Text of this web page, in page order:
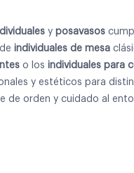
y posavasos
individuales de mesa
o los individuales para
y estéticos para
de orden y cuidado al